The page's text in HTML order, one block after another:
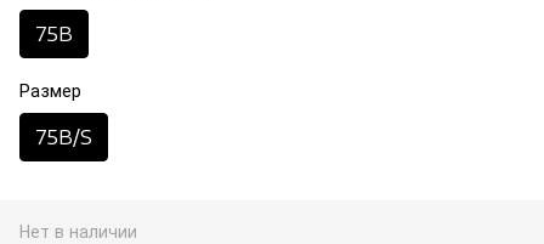
75B
Размер
75B/S
Нет в наличии